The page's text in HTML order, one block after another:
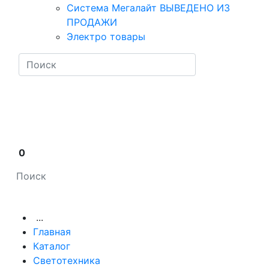
Система Мегалайт ВЫВЕДЕНО ИЗ
ПРОДАЖИ
Электро товары
0
...
Главная
Каталог
Светотехника